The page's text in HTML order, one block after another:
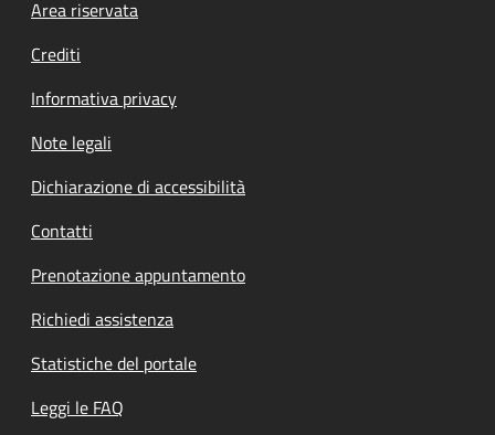
Footer menu
Area riservata
Crediti
Informativa privacy
Note legali
Dichiarazione di accessibilità
Contatti
Prenotazione appuntamento
Richiedi assistenza
Statistiche del portale
Leggi le FAQ